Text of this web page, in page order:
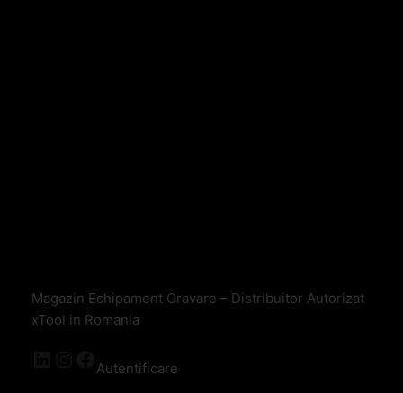
Magazin Echipament Gravare – Distribuitor Autorizat
xTool in Romania
Autentificare